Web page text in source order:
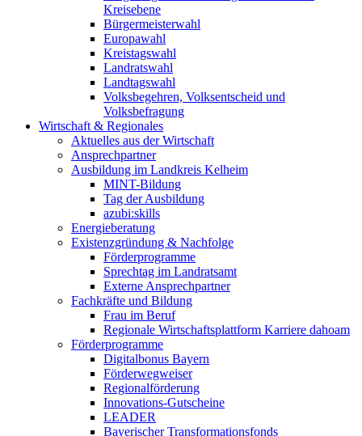
Kreisebene
Bürgermeisterwahl
Europawahl
Kreistagswahl
Landratswahl
Landtagswahl
Volksbegehren, Volksentscheid und
Volksbefragung
Wirtschaft & Regionales
Aktuelles aus der Wirtschaft
Ansprechpartner
Ausbildung im Landkreis Kelheim
MINT-Bildung
Tag der Ausbildung
azubi:skills
Energieberatung
Existenzgründung & Nachfolge
Förderprogramme
Sprechtag im Landratsamt
Externe Ansprechpartner
Fachkräfte und Bildung
Frau im Beruf
Regionale Wirtschaftsplattform Karriere dahoam
Förderprogramme
Digitalbonus Bayern
Förderwegweiser
Regionalförderung
Innovations-Gutscheine
LEADER
Bayerischer Transformationsfonds